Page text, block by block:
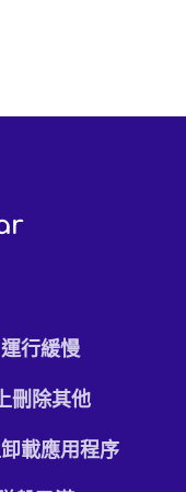
行緩慢
刪除其他
載應用程序